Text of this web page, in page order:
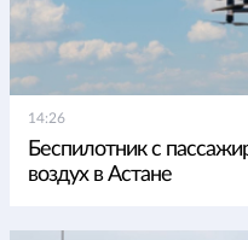
14:26
Беспилотник с
воздух в Астане